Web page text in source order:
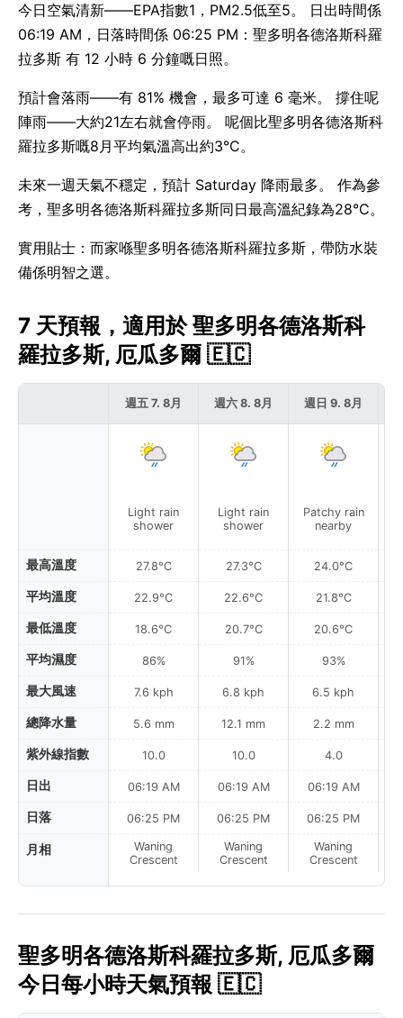
今日空氣清新——EPA指數1，PM2.5低至5。 日出時間係
06:19 AM，日落時間係 06:25 PM：聖多明各德洛斯科羅
拉多斯 有 12 小時 6 分鐘嘅日照。
預計會落雨——有 81% 機會，最多可達 6 毫米。 撐住呢
陣雨——大約21左右就會停雨。 呢個比聖多明各德洛斯科
羅拉多斯嘅8月平均氣溫高出約3°C。
未來一週天氣不穩定，預計 Saturday 降雨最多。 作為參
考，聖多明各德洛斯科羅拉多斯同日最高溫紀錄為28°C。
實用貼士：而家喺聖多明各德洛斯科羅拉多斯，帶防水裝
備係明智之選。
7 天預報，適用於 聖多明各德洛斯科
羅拉多斯, 厄瓜多爾 🇪🇨
最高溫度
平均溫度
最低溫度
平均濕度
最大風速
總降水量
紫外線指數
日出
日落
月相
週五 7. 8月
Light rain
shower
27.8°C
22.9°C
18.6°C
86%
7.6 kph
5.6 mm
10.0
06:19 AM
06:25 PM
Waning
Crescent
週六 8. 8月
Light rain
shower
27.3°C
22.6°C
20.7°C
91%
6.8 kph
12.1 mm
10.0
06:19 AM
06:25 PM
Waning
Crescent
週日 9. 8月
Patchy rain
nearby
24.0°C
21.8°C
20.6°C
93%
6.5 kph
2.2 mm
4.0
06:19 AM
06:25 PM
Waning
Crescent
聖多明各德洛斯科羅拉多斯, 厄瓜多爾
今日每小時天氣預報 🇪🇨